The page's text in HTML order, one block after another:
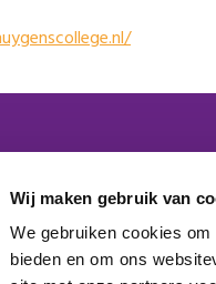
Wij maken gebruik van
We gebruiken cookies
bieden en om ons